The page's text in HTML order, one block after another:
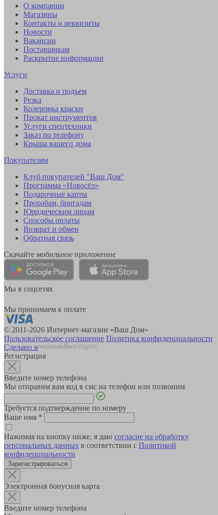
О компании
Магазины
Контакты и реквизиты
Новости
Вакансии
Поставщикам
Раскрытие информации
Услуги
Доставка и подъем
Резка
Колеровка краски
Прокат инструментов
Услуги спецтехники
Заказ по телефону
Крыша вашего дома
Покупателям
Клуб покупателей "Ваш Дом"
Программа «Новосёл»
Подарочные карты
Прорабам, бригадам
Юридическим лицам
Способы оплаты
Возврат и обмен
Обратная связь
Скачайте мобильное приложение
Мы в соцсетях
Мы принимаем к оплате
© 2011-2026 Интернет-магазин «Ваш Дом»
Пользовательское соглашение Политика конфиденциальности
Сделано в
Регистрация
Введите номер телефона
Мы отправим вам код в смс на телефон или позвоним
Требуется подтверждение по номеру
Ваше имя *
Нажимая на кнопку ниже, я даю согласие на обработку
персональных данных в соответствии с Политикой
конфиденциальности
Зарегистрироваться
Электронная бонусная карта
Введите номер телефона